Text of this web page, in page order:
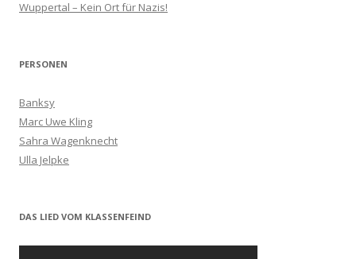
Wuppertal – Kein Ort für Nazis!
PERSONEN
Banksy
Marc Uwe Kling
Sahra Wagenknecht
Ulla Jelpke
DAS LIED VOM KLASSENFEIND